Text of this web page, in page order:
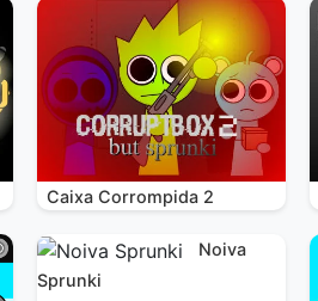
Caixa Corrompida 2
Noiva
Sprunki